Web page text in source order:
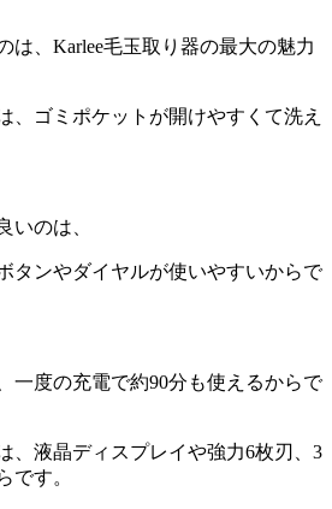
は、Karlee毛玉取り器の最大の魅力
、ゴミポケットが開けやすくて洗え
いのは、
タンやダイヤルが使いやすいからで
一度の充電で約90分も使えるからで
、液晶ディスプレイや強力6枚刃、3
です。